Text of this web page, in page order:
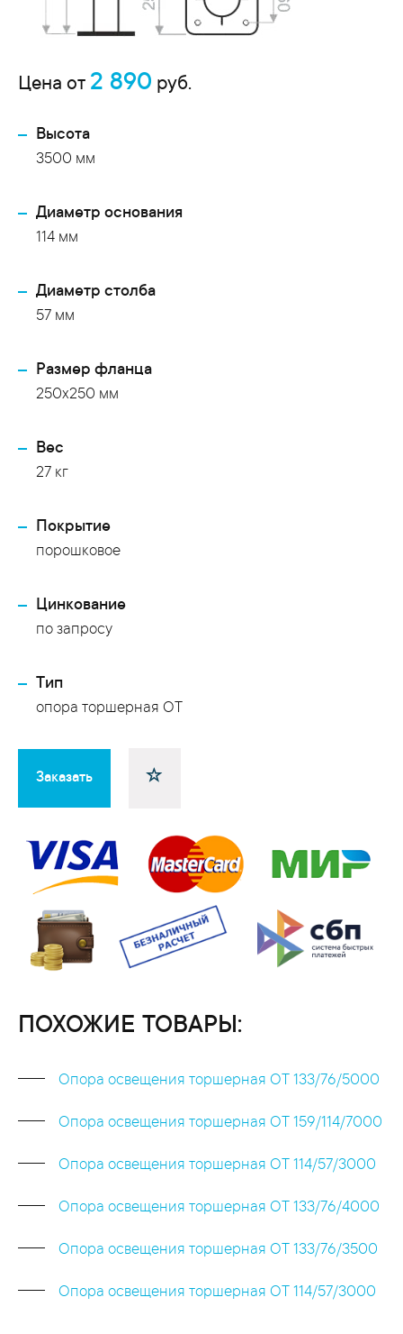
Цена от 2 890 руб.
Высота
3500 мм
Диаметр основания
114 мм
Диаметр столба
57 мм
Размер фланца
250x250 мм
Вес
27 кг
Покрытие
порошковое
Цинкование
по запросу
Тип
опора торшерная ОТ
Заказать
ПОХОЖИЕ ТОВАРЫ:
Опора освещения торшерная ОТ 133/76/5000
Опора освещения торшерная ОТ 159/114/7000
Опора освещения торшерная ОТ 114/57/3000
Опора освещения торшерная ОТ 133/76/4000
Опора освещения торшерная ОТ 133/76/3500
Опора освещения торшерная ОТ 114/57/3000